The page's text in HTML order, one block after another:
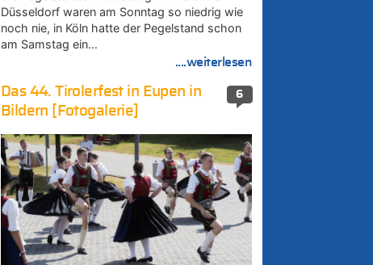
Düsseldorf waren am Sonntag so niedrig wie
noch nie, in Köln hatte der Pegelstand schon
am Samstag ein…
....weiterlesen
6
Das 44. Tirolerfest in Eupen in
Bildern [Fotogalerie]